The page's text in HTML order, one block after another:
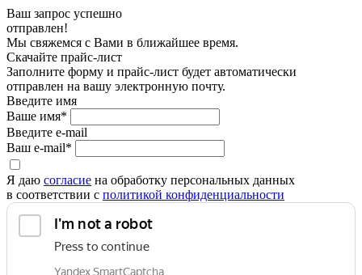
Ваш запрос успешно
отправлен!
Мы свяжемся с Вами в ближайшее время.
Скачайте прайс-лист
Заполните форму и прайс-лист будет автоматически
отправлен на вашу электронную почту.
Введите имя
Ваше имя*
Введите e-mail
Ваш e-mail*
Я даю согласие на обработку персональных данных
в соответствии с политикой конфиденциальности